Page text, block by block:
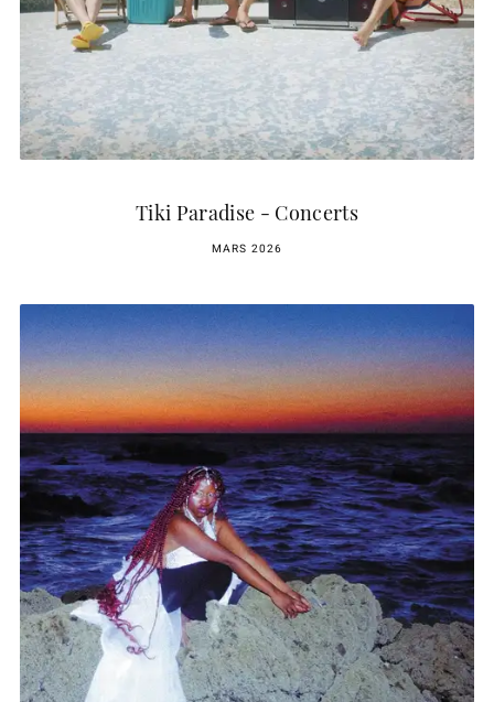
Tiki Paradise - Concerts
MARS 2026